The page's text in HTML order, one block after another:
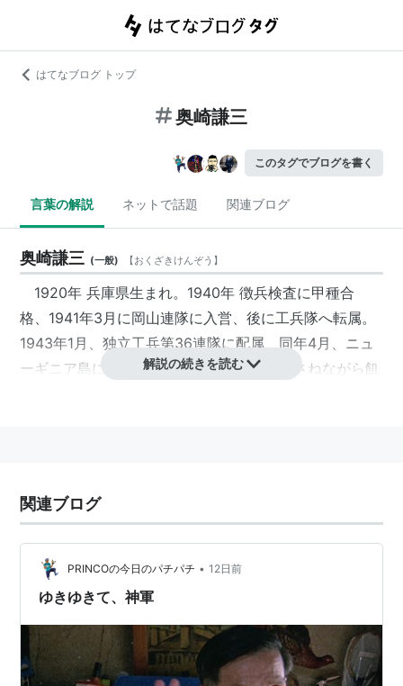
はてなブログ トップ
奥崎謙三
このタグでブログを書く
言葉の解説 ネットで話題 関連ブログ
奥崎謙三 (一般) 【おくざきけんぞう 】
1920年 兵庫県生まれ。1940年 徴兵検査に甲種合
格、1941年3月に岡山連隊に入営、後に工兵隊へ転属。
1943年1月、独立工兵第36連隊に配属、同年4月、ニュ
ーギニア島に派遣される。部隊は敗走をかさねながら飢
ラリアのカウラ捕虜収容所を経て、日本に送還。
戦後は、みずからを「神軍平等兵」と名乗る。1969
年、皇居での一般参賀で「ヤマザキ、ピストルで天皇を
撃て！」と叫びながら昭和天皇に向けパチンコ玉を発
射、暴行罪で懲役1年6ヶ月の判決を受ける。なお、この
「ヤマザキ」とはニューギニアで倒れた戦友の山崎一等
兵のことである。
晩年は「ゴッドワールド」建設を目指す。
解説の続きを読む
関連ブログ
PRINCOの今日のパチパチ • 12日前
ゆきゆきて、神軍